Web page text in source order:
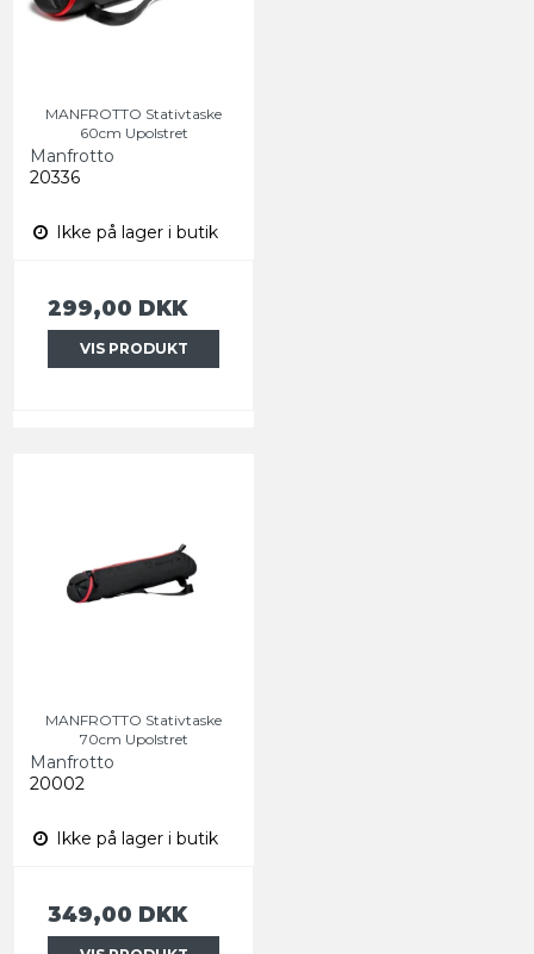
MANFROTTO Stativtaske
60cm Upolstret
Manfrotto
20336
Ikke på lager i butik
299,00 DKK
VIS PRODUKT
MANFROTTO Stativtaske
70cm Upolstret
Manfrotto
20002
Ikke på lager i butik
349,00 DKK